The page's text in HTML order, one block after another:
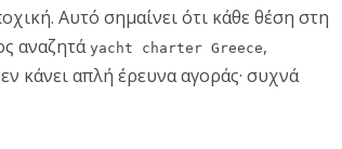
Αυτό σημαίνει ότι κάθε θέση στη
αναζητά yacht charter Greece,
κάνει απλή έρευνα αγοράς· συχνά